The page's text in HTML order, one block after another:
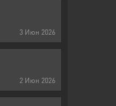
3 Июн 2026
2 Июн 2026